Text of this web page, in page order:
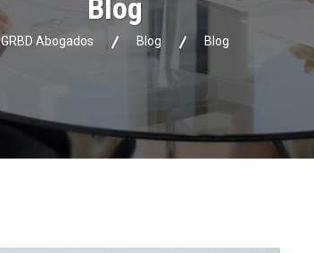
Blog
GRBD Abogados Blog Blog